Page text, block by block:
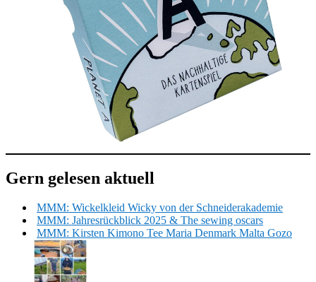
Gern gelesen aktuell
MMM: Wickelkleid Wicky von der Schneiderakademie
MMM: Jahresrückblick 2025 & The sewing oscars
MMM: Kirsten Kimono Tee Maria Denmark Malta Gozo